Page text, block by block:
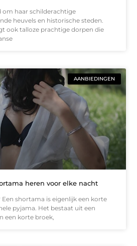
om haar schilderachtige
heuvels en historische steden.
ook talloze prachtige dorpen die
AANBIEDINGEN
heren voor elke nacht
Een shortama is eigenlijk een korte
pyjama. Het bestaat uit een
een korte broek,